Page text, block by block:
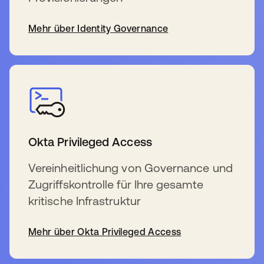
Mehr über Identity Governance
Okta Privileged Access
Vereinheitlichung von Governance und
Zugriffskontrolle für Ihre gesamte
kritische Infrastruktur
Mehr über Okta Privileged Access